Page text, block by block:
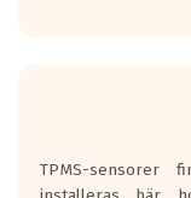
regelverket som
Ett däck med två
godkända för år
Ett däck med en
TPMS-sensorer